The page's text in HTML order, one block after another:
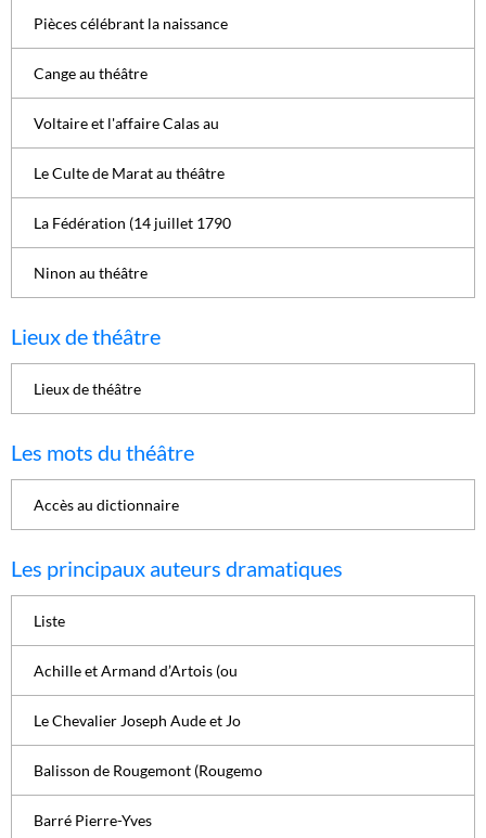
Pièces célébrant la naissance
Cange au théâtre
Voltaire et l'affaire Calas au
Le Culte de Marat au théâtre
La Fédération (14 juillet 1790
Ninon au théâtre
Lieux de théâtre
Lieux de théâtre
Les mots du théâtre
Accès au dictionnaire
Les principaux auteurs dramatiques
Liste
Achille et Armand d’Artois (ou
Le Chevalier Joseph Aude et Jo
Balisson de Rougemont (Rougemo
Barré Pierre-Yves